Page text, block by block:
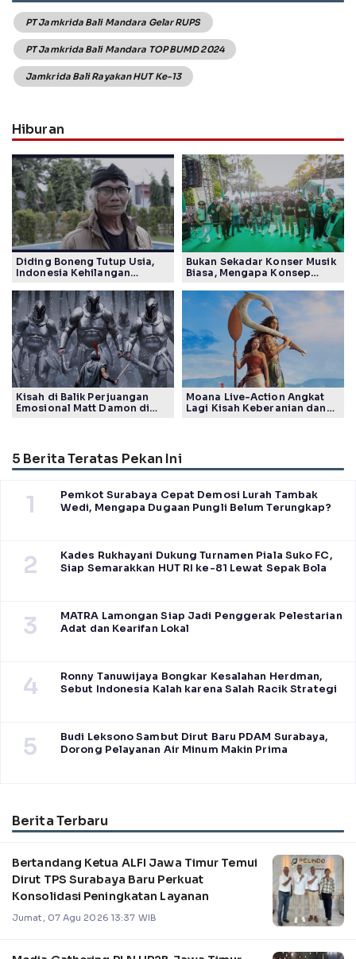
PT Jamkrida Bali Mandara Gelar RUPS
PT Jamkrida Bali Mandara TOP BUMD 2024
Jamkrida Bali Rayakan HUT Ke-13
Hiburan
Diding Boneng Tutup Usia,
Indonesia Kehilangan
Generasi
Bukan Sekadar Konser Musik
Biasa, Mengapa Konsep
Tuai Pujian Banyak Pihak
Kisah di Balik Perjuangan
Emosional Matt Damon di
Moana Live-Action Angkat
Lagi Kisah Keberanian dan
5 Berita Teratas Pekan Ini
1
Pemkot Surabaya Cepat Demosi Lurah Tambak
Wedi, Mengapa Dugaan Pungli Belum Terungkap?
2
Kades Rukhayani Dukung Turnamen Piala Suko FC,
Siap Semarakkan HUT RI ke-81 Lewat Sepak Bola
3
MATRA Lamongan Siap Jadi Penggerak Pelestarian
Adat dan Kearifan Lokal
4
Ronny Tanuwijaya Bongkar Kesalahan Herdman,
Sebut Indonesia Kalah karena Salah Racik Strategi
5
Budi Leksono Sambut Dirut Baru PDAM Surabaya,
Dorong Pelayanan Air Minum Makin Prima
Berita Terbaru
Bertandang Ketua ALFI Jawa Timur Temui
Dirut TPS Surabaya Baru Perkuat
Konsolidasi Peningkatan Layanan
Jumat, 07 Agu 2026 13:37 WIB